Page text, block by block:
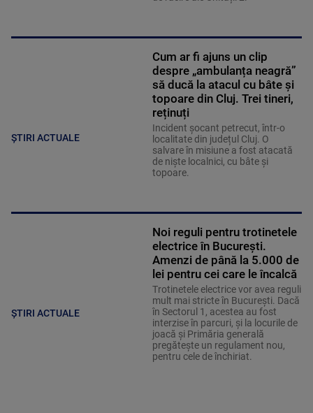
ȘTIRI ACTUALE
Cum ar fi ajuns un clip
despre „ambulanța neagră”
să ducă la atacul cu bâte și
topoare din Cluj. Trei tineri,
reținuți
Incident șocant petrecut, într-o
localitate din județul Cluj. O
salvare în misiune a fost atacată
de niște localnici, cu bâte și
topoare.
ȘTIRI ACTUALE
Noi reguli pentru trotinetele
electrice în București.
Amenzi de până la 5.000 de
lei pentru cei care le încalcă
Trotinetele electrice vor avea reguli
mult mai stricte în București. Dacă
în Sectorul 1, acestea au fost
interzise în parcuri, și la locurile de
joacă și Primăria generală
pregătește un regulament nou,
pentru cele de închiriat.